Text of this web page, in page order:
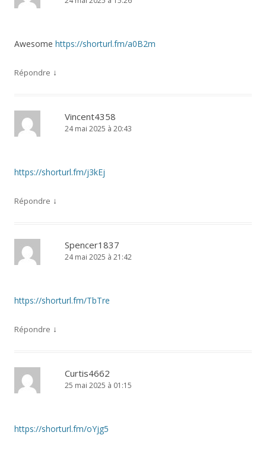
Awesome https://shorturl.fm/a0B2m
Répondre ↓
Vincent4358
24 mai 2025 à 20:43
https://shorturl.fm/j3kEj
Répondre ↓
Spencer1837
24 mai 2025 à 21:42
https://shorturl.fm/TbTre
Répondre ↓
Curtis4662
25 mai 2025 à 01:15
https://shorturl.fm/oYjg5